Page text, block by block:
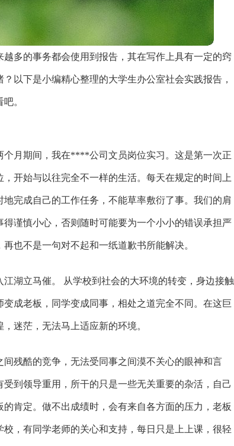
越多的事务都会使用到报告，其在写作上具有一定的窍
以下是小编精心整理的大学生办公室社会实践报告，
。
个月期间，我在****公司文员岗位实习。这是第一次正
开始与以往完全不一样的生活。每天在规定的时间上
完成自己的工作任务，不能草率敷衍了事。我们的肩
得谨慎小心，否则随时可能要为一个小小的错误承担严
也不是一句对不起和一纸道歉书所能解决。
江湖立马催。 从学校到社会的大环境的转变，身边接触
变成老板，同学变成同事，相处之道完全不同。在这巨
迷茫，无法马上适应新的环境。
间残酷的竞争，无法受同事之间漠不关心的眼神和言
到领导重用，所干的只是一些无关重要的杂活，自己
肯定。做不出成绩时，会有来自各方面的压力，老板
校，有同学老师的关心和支持，每日只是上上课，很轻